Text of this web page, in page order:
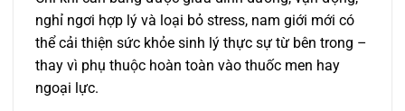
nghỉ ngơi hợp lý và loại bỏ stress, nam giới mới có
thể cải thiện sức khỏe sinh lý thực sự từ bên trong –
thay vì phụ thuộc hoàn toàn vào thuốc men hay
ngoại lực.